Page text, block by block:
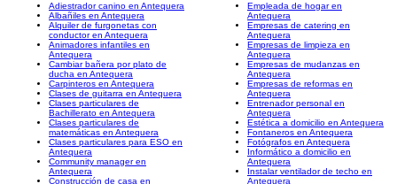
Adiestrador canino en Antequera
Albañiles en Antequera
Alquiler de furgonetas con
conductor en Antequera
Animadores infantiles en
Antequera
Cambiar bañera por plato de
ducha en Antequera
Carpinteros en Antequera
Clases de guitarra en Antequera
Clases particulares de
Bachillerato en Antequera
Clases particulares de
matemáticas en Antequera
Clases particulares para ESO en
Antequera
Community manager en
Antequera
Construcción de casa en
Empleada de hogar en
Antequera
Empresas de catering en
Antequera
Empresas de limpieza en
Antequera
Empresas de mudanzas en
Antequera
Empresas de reformas en
Antequera
Entrenador personal en
Antequera
Estética a domicilio en Antequera
Fontaneros en Antequera
Fotógrafos en Antequera
Informático a domicilio en
Antequera
Instalar ventilador de techo en
Antequera